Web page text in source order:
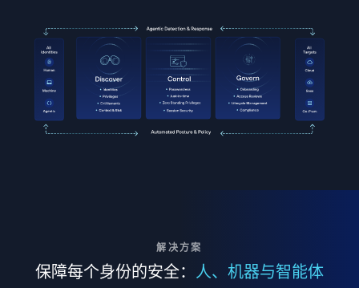
解决方案
保障每个身份的安全： 人、机器与智能体